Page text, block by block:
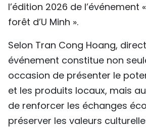
l’édition 2026 de l’événement
forêt d’U Minh ».
Selon Tran Cong Hoang,
événement constitue non
occasion de présenter le
et les produits locaux, mais
de renforcer les échanges
préserver les valeurs